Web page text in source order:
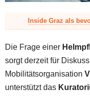
Inside Graz als
Die Frage einer
sorgt derzeit für
Mobilitätsorganisation
unterstützt das